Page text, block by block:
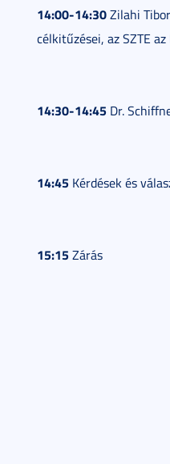
14:00-14:30Zilahi
célkitűzései, az SZTE
14:30-14:45 Dr.
14:45 Kérdések és
15:15Zárás